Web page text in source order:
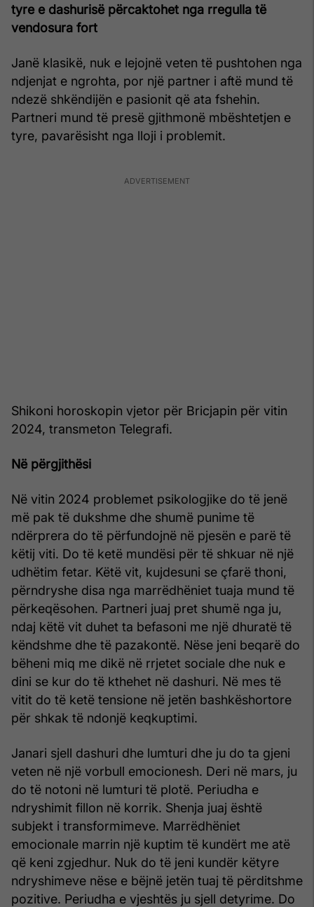
tyre e dashurisë përcaktohet nga rregulla të
vendosura fort
Janë klasikë, nuk e lejojnë veten të pushtohen nga
ndjenjat e ngrohta, por një partner i aftë mund të
ndezë shkëndijën e pasionit që ata fshehin.
Partneri mund të presë gjithmonë mbështetjen e
tyre, pavarësisht nga lloji i problemit.
Shikoni horoskopin vjetor për Bricjapin për vitin
2024, transmeton Telegrafi.
Në përgjithësi
Në vitin 2024 problemet psikologjike do të jenë
më pak të dukshme dhe shumë punime të
ndërprera do të përfundojnë në pjesën e parë të
këtij viti. Do të ketë mundësi për të shkuar në një
udhëtim fetar. Këtë vit, kujdesuni se çfarë thoni,
përndryshe disa nga marrëdhëniet tuaja mund të
përkeqësohen. Partneri juaj pret shumë nga ju,
ndaj këtë vit duhet ta befasoni me një dhuratë të
këndshme dhe të pazakontë. Nëse jeni beqarë do
bëheni miq me dikë në rrjetet sociale dhe nuk e
dini se kur do të kthehet në dashuri. Në mes të
vitit do të ketë tensione në jetën bashkëshortore
për shkak të ndonjë keqkuptimi.
Janari sjell dashuri dhe lumturi dhe ju do ta gjeni
veten në një vorbull emocionesh. Deri në mars, ju
do të notoni në lumturi të plotë. Periudha e
ndryshimit fillon në korrik. Shenja juaj është
subjekt i transformimeve. Marrëdhëniet
emocionale marrin një kuptim të kundërt me atë
që keni zgjedhur. Nuk do të jeni kundër këtyre
ndryshimeve nëse e bëjnë jetën tuaj të përditshme
pozitive. Periudha e vjeshtës ju sjell detyrime. Do